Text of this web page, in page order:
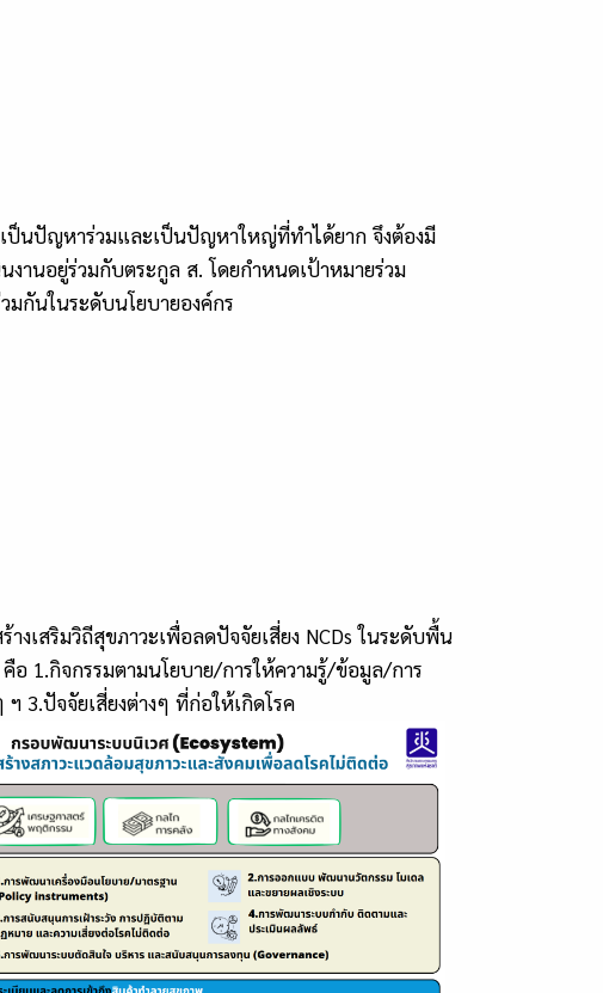
ป็นปัญหาร่วมและเป็นปัญหาใหญ่ที่ทำได้ยาก จึงต้องมี
านอยู่ร่วมกับตระกูล ส. โดยกำหนดเป้าหมายร่วม
มกันในระดับนโยบายองค์กร
เสริมวิถีสุขภาวะเพื่อลดปัจจัยเสี่ยง NCDs ในระดับพื้น
อ 1.กิจกรรมตามนโยบาย/การให้ความรู้/ข้อมูล/การ
3.ปัจจัยเสี่ยงต่างๆ ที่ก่อให้เกิดโรค